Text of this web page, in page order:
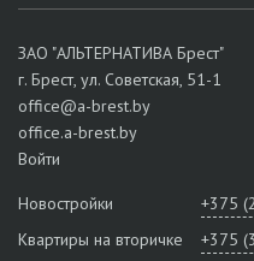
ЗАО "АЛЬТЕРНАТИВА Брест"
г. Брест, ул. Советская, 51-1
office@a-brest.by
office.a-brest.by
Войти
Новостройки
+375
Квартиры на вторичке
+375